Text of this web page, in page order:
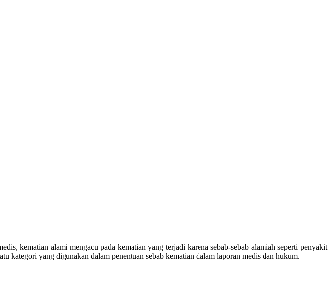
kematian alami mengacu pada kematian yang terjadi karena sebab-sebab alamiah seperti penyakit
kategori yang digunakan dalam penentuan sebab kematian dalam laporan medis dan hukum.